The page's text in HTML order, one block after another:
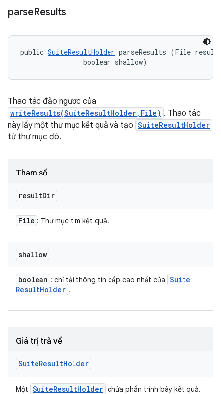
parseResults
public SuiteResultHolder parseResults (File
                boolean shallow)
Thao tác đảo ngược của
writeResults(SuiteResultHolder,File) . Thao tác
này lấy một thư mục kết quả và tạo SuiteResultHolder
từ thư mục đó.
Tham số
resultDir
File : Thư mục tìm kết quả.
shallow
boolean : chỉ tải thông tin cấp cao nhất của Suite
ResultHolder .
Giá trị trả về
SuiteResultHolder
Một SuiteResultHolder chứa phần trình bày kết quả.